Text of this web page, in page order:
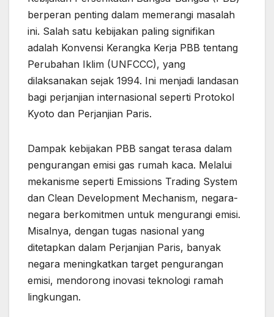
berperan penting dalam memerangi masalah
ini. Salah satu kebijakan paling signifikan
adalah Konvensi Kerangka Kerja PBB tentang
Perubahan Iklim (UNFCCC), yang
dilaksanakan sejak 1994. Ini menjadi landasan
bagi perjanjian internasional seperti Protokol
Kyoto dan Perjanjian Paris.
Dampak kebijakan PBB sangat terasa dalam
pengurangan emisi gas rumah kaca. Melalui
mekanisme seperti Emissions Trading System
dan Clean Development Mechanism, negara-
negara berkomitmen untuk mengurangi emisi.
Misalnya, dengan tugas nasional yang
ditetapkan dalam Perjanjian Paris, banyak
negara meningkatkan target pengurangan
emisi, mendorong inovasi teknologi ramah
lingkungan.